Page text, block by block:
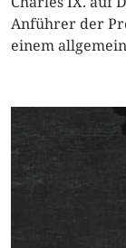
Anführer der
einem